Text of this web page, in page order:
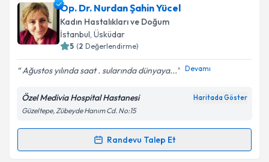
Op. Dr. Nurdan Şahin Yücel
Kadın Hastalıkları ve Doğum
İstanbul, Üsküdar
5 (2 Değerlendirme)
Ağustos yılında saat . sularında dünyaya... Devamı
Özel Medivia Hospital Hastanesi Haritada Göster
Güzeltepe, Zübeyde Hanım Cd. No:15
Randevu Talep Et
Randevu Takvimi Talebi